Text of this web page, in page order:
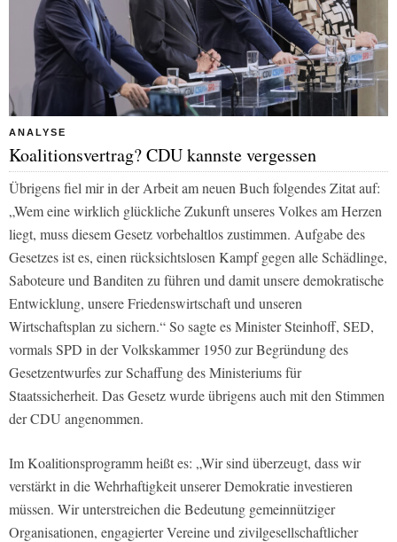
ANALYSE
Koalitionsvertrag? CDU kannste vergessen
Übrigens fiel mir in der Arbeit am neuen Buch folgendes Zitat auf:
„Wem eine wirklich glückliche Zukunft unseres Volkes am Herzen
liegt, muss diesem Gesetz vorbehaltlos zustimmen. Aufgabe des
Gesetzes ist es, einen rücksichtslosen Kampf gegen alle Schädlinge,
Saboteure und Banditen zu führen und damit unsere demokratische
Entwicklung, unsere Friedenswirtschaft und unseren
Wirtschaftsplan zu sichern.“ So sagte es Minister Steinhoff, SED,
vormals SPD in der Volkskammer 1950 zur Begründung des
Gesetzentwurfes zur Schaffung des Ministeriums für
Staatssicherheit. Das Gesetz wurde übrigens auch mit den Stimmen
der CDU angenommen.
Im Koalitionsprogramm heißt es: „Wir sind überzeugt, dass wir
verstärkt in die Wehrhaftigkeit unserer Demokratie investieren
müssen. Wir unterstreichen die Bedeutung gemeinnütziger
Organisationen, engagierter Vereine und zivilgesellschaftlicher